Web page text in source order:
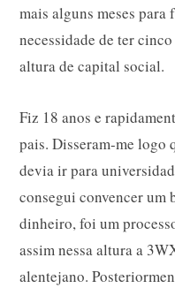
mais alguns meses
necessidade de ter
altura de capital social.
Fiz 18 anos e
pais. Disseram-me logo
devia ir para
consegui convencer um
dinheiro, foi um
assim nessa altura a
alentejano.